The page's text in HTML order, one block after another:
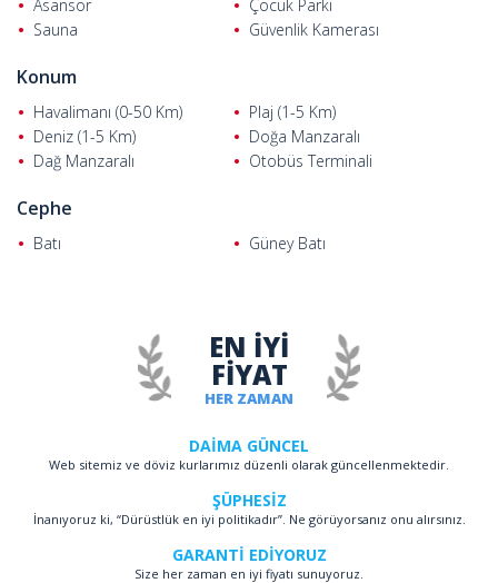
Asansör
Çocuk Parkı
Sauna
Güvenlik Kamerası
Konum
Havalimanı (0-50 Km)
Plaj (1-5 Km)
Deniz (1-5 Km)
Doğa Manzaralı
Dağ Manzaralı
Otobüs Terminali
Cephe
Batı Güney Batı
HER ZAMAN
EN İYİ
FİYAT
DAİMA GÜNCEL
Web sitemiz ve döviz kurlarımız düzenli olarak güncellenmektedir.
ŞÜPHESİZ
İnanıyoruz ki, “Dürüstlük en iyi politikadır”. Ne görüyorsanız onu alırsınız.
GARANTİ EDİYORUZ
Size her zaman en iyi fiyatı sunuyoruz.